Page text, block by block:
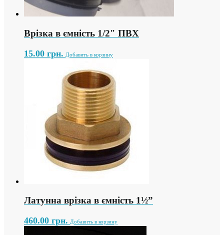
Врізка в ємність 1/2″ ПВХ
15.00 грн. Добавить в корзину
Латунна врізка в ємність 1½”
460.00 грн. Добавить в корзину